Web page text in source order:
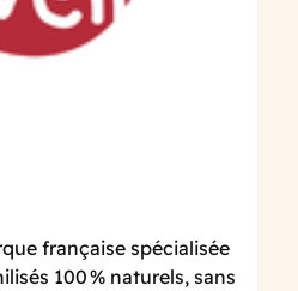
française spécialisée
100 % naturels, sans